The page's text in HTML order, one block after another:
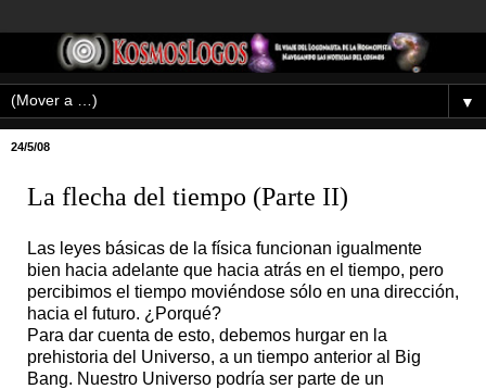
▼
24/5/08
La flecha del tiempo (Parte II)
Las leyes básicas de la física funcionan igualmente
bien hacia adelante que hacia atrás en el tiempo, pero
percibimos el tiempo moviéndose sólo en una dirección,
hacia el futuro. ¿Porqué?
Para dar cuenta de esto, debemos hurgar en la
prehistoria del Universo, a un tiempo anterior al Big
Bang. Nuestro Universo podría ser parte de un